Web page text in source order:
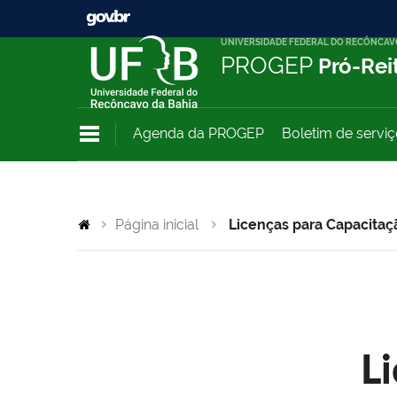
UNIVERSIDADE FEDERAL DO
PROGEP Pró-
Agenda da PROGEP Boletim de
Página inicial Licenças para